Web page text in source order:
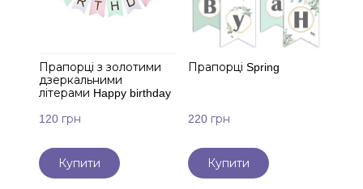
Прапорці з золотими
дзеркальними
літерами Happy birthday
120 грн
Купити
Прапорці Spring
220 грн
Купити